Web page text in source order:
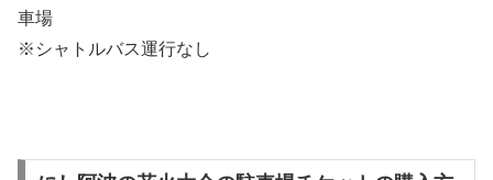
車場
※シャトルバス運行なし